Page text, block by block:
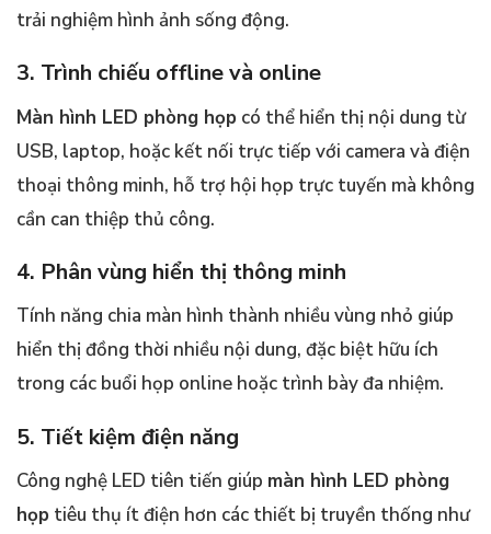
trải nghiệm hình ảnh sống động.
3. Trình chiếu offline và online
Màn hình LED phòng họp có thể hiển thị nội dung từ
USB, laptop, hoặc kết nối trực tiếp với camera và điện
thoại thông minh, hỗ trợ hội họp trực tuyến mà không
cần can thiệp thủ công.
4. Phân vùng hiển thị thông minh
Tính năng chia màn hình thành nhiều vùng nhỏ giúp
hiển thị đồng thời nhiều nội dung, đặc biệt hữu ích
trong các buổi họp online hoặc trình bày đa nhiệm.
5. Tiết kiệm điện năng
Công nghệ LED tiên tiến giúp màn hình LED phòng
họp tiêu thụ ít điện hơn các thiết bị truyền thống như